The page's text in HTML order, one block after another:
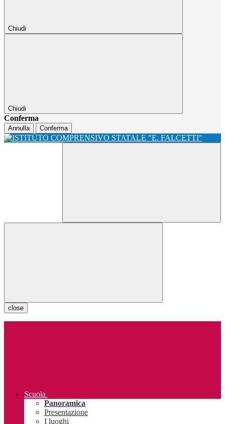
Chiudi
Chiudi
Conferma
Annulla Conferma
close
Scuola
Panoramica
Presentazione
I luoghi